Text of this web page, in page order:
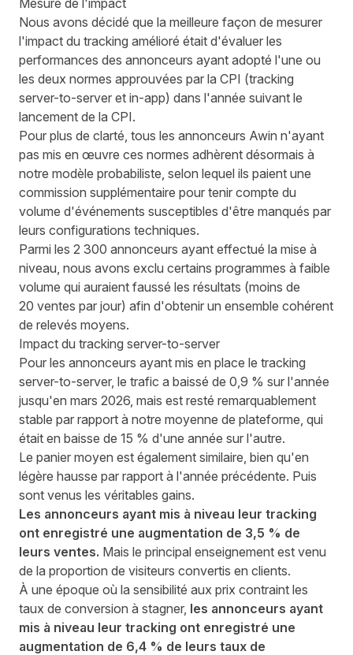
Mesure de l'impact
Nous avons décidé que la meilleure façon de mesurer
l'impact du tracking amélioré était d'évaluer les
performances des annonceurs ayant adopté l'une ou
les deux normes approuvées par la CPI (tracking
server-to-server et in-app) dans l'année suivant le
lancement de la CPI.
Pour plus de clarté, tous les annonceurs Awin n'ayant
pas mis en œuvre ces normes adhèrent désormais à
notre modèle probabiliste, selon lequel ils paient une
commission supplémentaire pour tenir compte du
volume d'événements susceptibles d'être manqués par
leurs configurations techniques.
Parmi les 2 300 annonceurs ayant effectué la mise à
niveau, nous avons exclu certains programmes à faible
volume qui auraient faussé les résultats (moins de
20 ventes par jour) afin d'obtenir un ensemble cohérent
de relevés moyens.
Impact du tracking server-to-server
Pour les annonceurs ayant mis en place le tracking
server-to-server, le trafic a baissé de 0,9 % sur l'année
jusqu'en mars 2026, mais est resté remarquablement
stable par rapport à notre moyenne de plateforme, qui
était en baisse de 15 % d'une année sur l'autre.
Le panier moyen est également similaire, bien qu'en
légère hausse par rapport à l'année précédente. Puis
sont venus les véritables gains.
Les annonceurs ayant mis à niveau leur tracking
ont enregistré une augmentation de 3,5 % de
leurs ventes. Mais le principal enseignement est venu
de la proportion de visiteurs convertis en clients.
À une époque où la sensibilité aux prix contraint les
taux de conversion à stagner, les annonceurs ayant
mis à niveau leur tracking ont enregistré une
augmentation de 6,4 % de leurs taux de